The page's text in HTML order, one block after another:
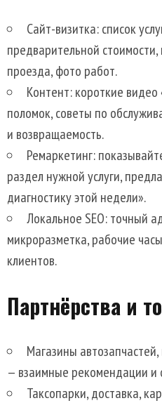
Сайт-визитка: список
предварительной стоимости,
проезда, фото работ.
Контент: короткие
поломок, советы по
и возвращаемость.
Ремаркетинг:
раздел нужной услуги,
диагностику этой недели».
Локальное SEO: точный
микроразметка, рабочие
клиентов.
Партнёрства и
Магазины
— взаимные рекомендации и
Таксопарки, доставка,